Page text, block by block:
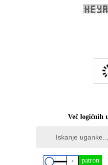
Več logičnih